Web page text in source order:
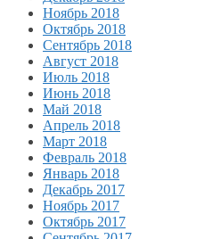
Ноябрь 2018
Октябрь 2018
Сентябрь 2018
Август 2018
Июль 2018
Июнь 2018
Май 2018
Апрель 2018
Март 2018
Февраль 2018
Январь 2018
Декабрь 2017
Ноябрь 2017
Октябрь 2017